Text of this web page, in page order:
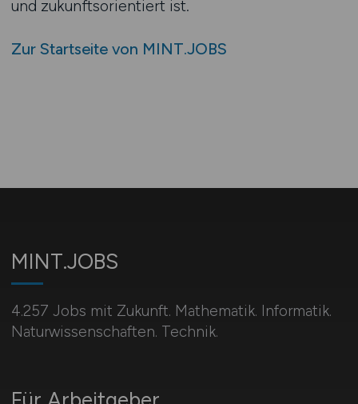
und zukunftsorientiert ist.
Zur Startseite von MINT.JOBS
MINT.JOBS
4.257 Jobs mit Zukunft. Mathematik. Informatik.
Naturwissenschaften. Technik.